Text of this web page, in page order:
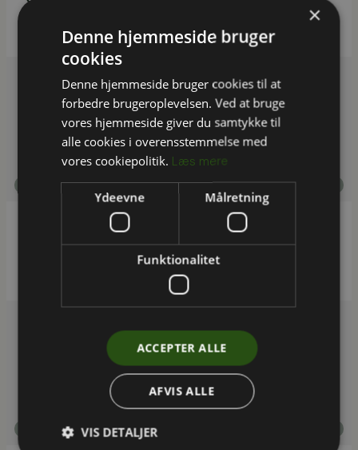
ESG-rapportering efter VSME-standarden for
Bæredygtighed i byggeriet, LCA og EPD
×
Denne hjemmeside bruger
cookies
Denne hjemmeside bruger cookies til at
forbedre brugeroplevelsen. Ved at bruge
vores hjemmeside giver du samtykke til
alle cookies i overensstemmelse med
vores cookiepolitik. Læs mere
Ydeevne Målretning
Funktionalitet
ACCEPTER ALLE
AFVIS ALLE
VIS DETALJER